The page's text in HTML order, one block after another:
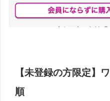
【未登録の方限定】
順